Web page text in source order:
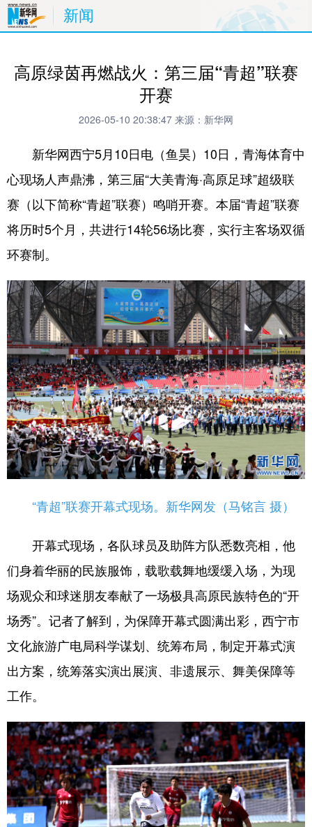
新闻
高原绿茵再燃战火：第三届“青超”联赛
开赛
2026-05-10 20:38:47 来源：新华网
新华网西宁5月10日电（鱼昊）10日，青海体育中
心现场人声鼎沸，第三届“大美青海·高原足球”超级联
赛（以下简称“青超”联赛）鸣哨开赛。本届“青超”联赛
将历时5个月，共进行14轮56场比赛，实行主客场双循
环赛制。
“青超”联赛开幕式现场。新华网发（马铭言 摄）
开幕式现场，各队球员及助阵方队悉数亮相，他
们身着华丽的民族服饰，载歌载舞地缓缓入场，为现
场观众和球迷朋友奉献了一场极具高原民族特色的“开
场秀”。记者了解到，为保障开幕式圆满出彩，西宁市
文化旅游广电局科学谋划、统筹布局，制定开幕式演
出方案，统筹落实演出展演、非遗展示、舞美保障等
工作。